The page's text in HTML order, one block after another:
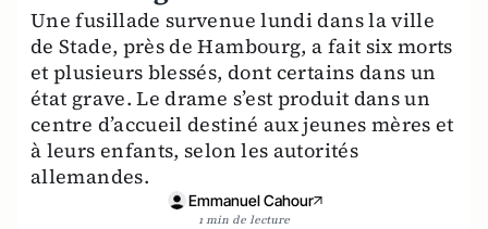
Une fusillade survenue lundi dans la ville
de Stade, près de Hambourg, a fait six morts
et plusieurs blessés, dont certains dans un
état grave. Le drame s’est produit dans un
centre d’accueil destiné aux jeunes mères et
à leurs enfants, selon les autorités
allemandes.
Emmanuel Cahour
1 min de lecture